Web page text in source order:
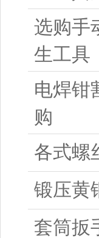
选购手
生工具
电焊钳
购
各式螺
锻压黄
套筒扳